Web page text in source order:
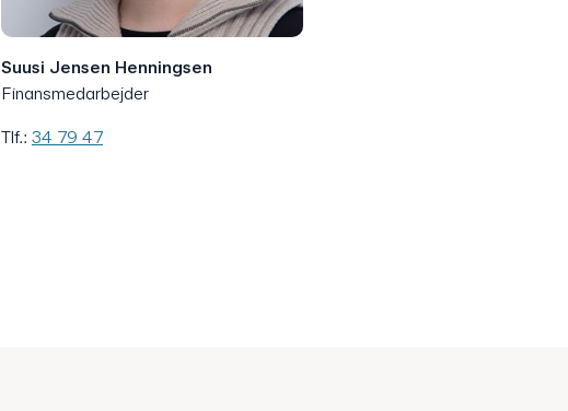
Suusi Jensen Henningsen
Finansmedarbejder
Tlf.: 34 79 47